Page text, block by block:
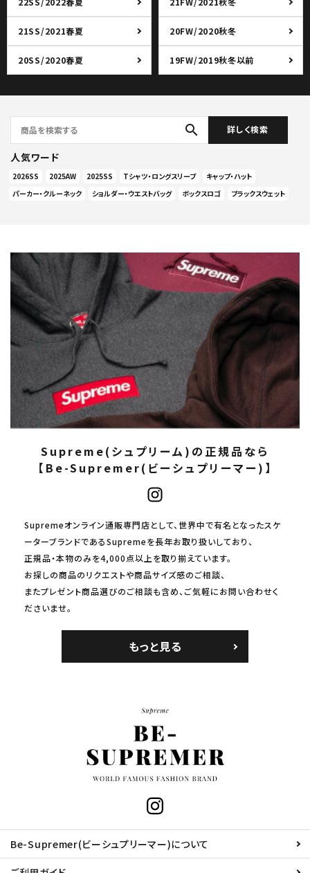
21SS/2021春夏 20FW/2020秋冬
20SS/2020春夏 19FW/2019秋冬以前
search 詳しく検索
人気ワード
2026SS 2025AW 2025SS Tシャツ・ロングスリーブ
キャップ・ハット
パーカー・クルーネック
ショルダー・ウエストバッグ ボックスロゴ ブラックスウェット
Supreme(シュプリーム)の正規品なら
【Be-Supremer(ビーシュプリーマー)】
Supremeオンライン通販専門店として、世界中で有名となったスケ
ーターブランドであるSupremeを長年お取り扱いしており、
正規品・本物のみを4,000点以上を取り揃えています。
お探しの商品のリクエストや商品サイズ感のご相談、
またプレゼント商品選びのご相談も含め、ご気軽にお問い合わせく
ださいませ。
もっと見る
Be-Supremer(ビーシュプリーマー)について